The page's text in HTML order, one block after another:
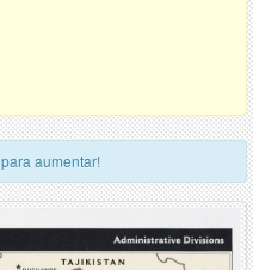
aumentar!